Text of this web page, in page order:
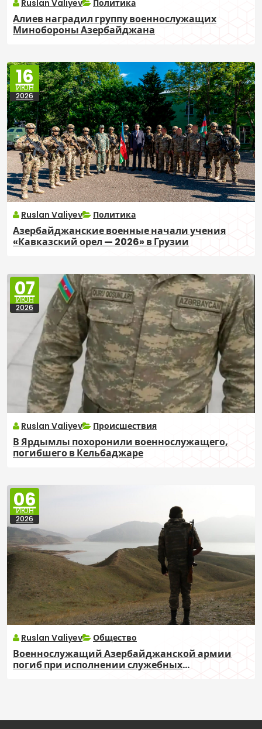
Ruslan Valiyev Политика
Алиев наградил группу военнослужащих
Минобороны Азербайджана
16
ИЮН
2026
Ruslan Valiyev Политика
Азербайджанские военные начали учения
«Кавказский орел — 2026» в Грузии
07
ИЮН
2026
Ruslan Valiyev Происшествия
В Ярдымлы похоронили военнослужащего,
погибшего в Кельбаджаре
06
ИЮН
2026
Ruslan Valiyev Общество
Военнослужащий Азербайджанской армии
погиб при исполнении служебных